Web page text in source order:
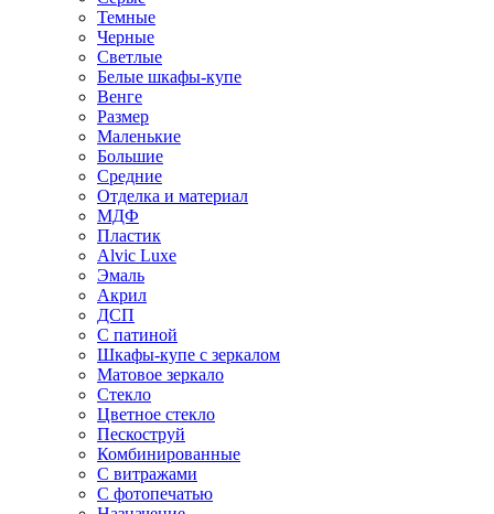
Темные
Черные
Светлые
Белые шкафы-купе
Венге
Размер
Маленькие
Большие
Средние
Отделка и материал
МДФ
Пластик
Alvic Luxe
Эмаль
Акрил
ДСП
С патиной
Шкафы-купе с зеркалом
Матовое зеркало
Стекло
Цветное стекло
Пескоструй
Комбинированные
С витражами
С фотопечатью